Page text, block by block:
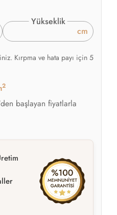
Yükseklik
cm
Kırpma ve hata payı için 5
2
başlayan fiyatlarla